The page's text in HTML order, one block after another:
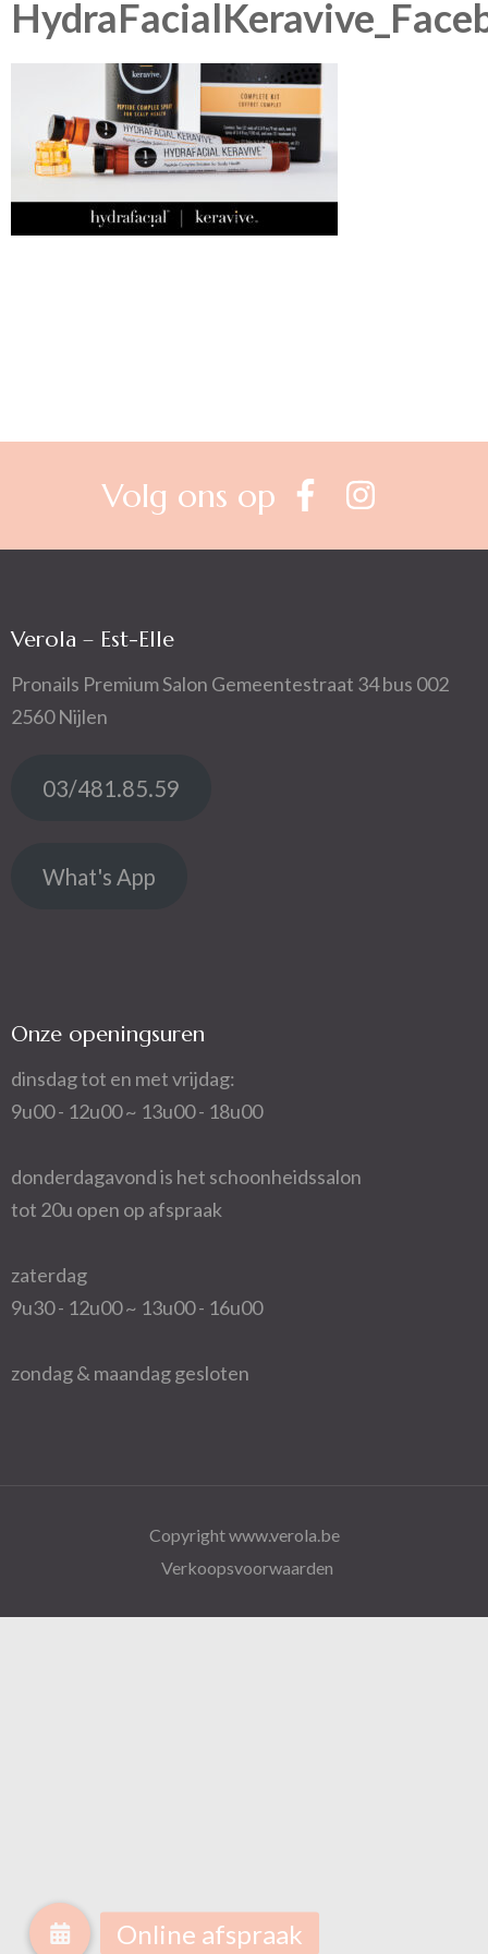
Volg ons op
Verola – Est-Elle
Pronails Premium Salon Gemeentestraat 34 bus 002
2560 Nijlen
03/481.85.59
What's App
Onze openingsuren
dinsdag tot en met vrijdag:
9u00 - 12u00 ~ 13u00 - 18u00
donderdagavond is het schoonheidssalon
tot 20u open op afspraak
zaterdag
9u30 - 12u00 ~ 13u00 - 16u00
zondag & maandag gesloten
Copyright www.verola.be
Verkoopsvoorwaarden